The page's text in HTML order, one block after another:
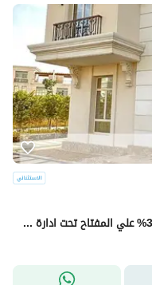
ڤيلا استلام فوري متشطب بالكامل بخصم 30% علي المفتاح تحت ادارة وصيانة Hyde Park